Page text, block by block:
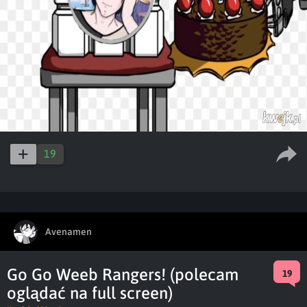
19
Avenamen
Go Go Weeb Rangers! (polecam
oglądać na full screen)
19